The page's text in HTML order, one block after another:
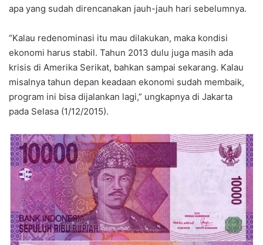
apa yang sudah direncanakan jauh-jauh hari sebelumnya.
“Kalau redenominasi itu mau dilakukan, maka kondisi
ekonomi harus stabil. Tahun 2013 dulu juga masih ada
krisis di Amerika Serikat, bahkan sampai sekarang. Kalau
misalnya tahun depan keadaan ekonomi sudah membaik,
program ini bisa dijalankan lagi,” ungkapnya di Jakarta
pada Selasa (1/12/2015).